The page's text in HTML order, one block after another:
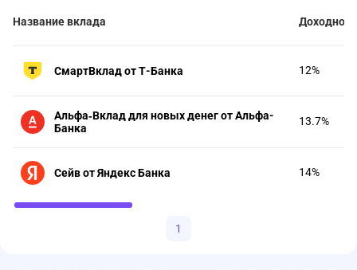
Название вклада
СмартВклад от Т-Банка 12%
Альфа‑Вклад для новых денег от Альфа-
Банка
13.7%
Сейв от Яндекс Банка 14%
1